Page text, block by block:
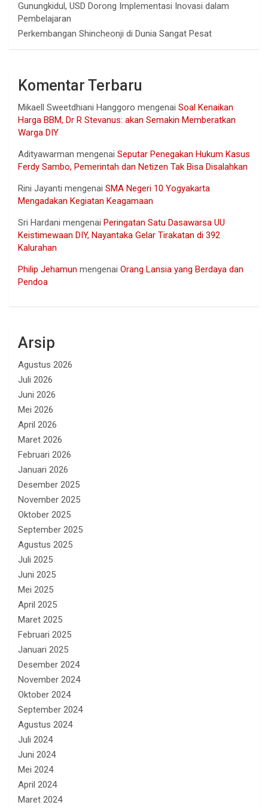
Gunungkidul, USD Dorong Implementasi Inovasi dalam
Pembelajaran
Perkembangan Shincheonji di Dunia Sangat Pesat
Komentar Terbaru
Mikaell Sweetdhiani Hanggoro mengenai Soal Kenaikan
Harga BBM, Dr R Stevanus: akan Semakin Memberatkan
Warga DIY
Adityawarman mengenai Seputar Penegakan Hukum Kasus
Ferdy Sambo, Pemerintah dan Netizen Tak Bisa Disalahkan
Rini Jayanti mengenai SMA Negeri 10 Yogyakarta
Mengadakan Kegiatan Keagamaan
Sri Hardani mengenai Peringatan Satu Dasawarsa UU
Keistimewaan DIY, Nayantaka Gelar Tirakatan di 392
Kalurahan
Philip Jehamun mengenai Orang Lansia yang Berdaya dan
Pendoa
Arsip
Agustus 2026
Juli 2026
Juni 2026
Mei 2026
April 2026
Maret 2026
Februari 2026
Januari 2026
Desember 2025
November 2025
Oktober 2025
September 2025
Agustus 2025
Juli 2025
Juni 2025
Mei 2025
April 2025
Maret 2025
Februari 2025
Januari 2025
Desember 2024
November 2024
Oktober 2024
September 2024
Agustus 2024
Juli 2024
Juni 2024
Mei 2024
April 2024
Maret 2024